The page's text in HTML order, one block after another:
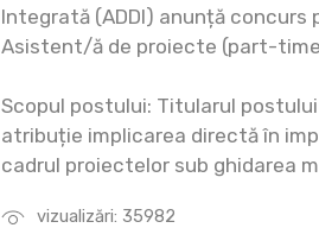
vizualizări: 35982
Integrată (ADDI) anunță
Asistent/ă de proiecte (part-
Scopul postului: Titularul
atribuție implicarea directă în
cadrul proiectelor sub ghidarea